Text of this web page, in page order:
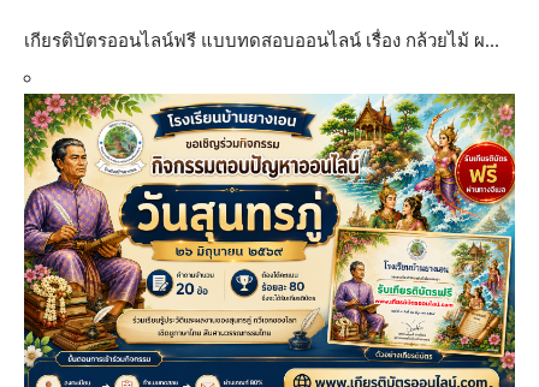
เกียรติบัตรออนไลน์ฟรี แบบทดสอบออนไลน์ เรื่อง กล้วยไม้ ผ…